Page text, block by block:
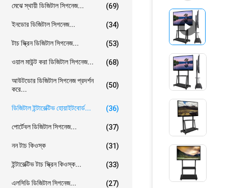
মেঝে স্থায়ী ডিজিটাল সিগনেজ... (69)
ইনডোর ডিজিটাল সিগনেজ... (34)
টাচ স্ক্রিন ডিজিটাল সিগনেজ... (53)
ওয়াল মাউন্ট করা ডিজিটাল সিগনেজ... (68)
আউটডোর ডিজিটাল সিগনেজ প্রদর্শন
করে...
(50)
ডিজিটাল ইন্টারেক্টিভ হোয়াইটবোর্ড... (36)
পোর্টেবল ডিজিটাল সিগনেজ... (37)
নন টাচ কিওস্ক (31)
ইন্টারেক্টিভ টাচ স্ক্রিন কিওস্ক... (33)
এলসিডি ডিজিটাল সিগনেজ... (27)